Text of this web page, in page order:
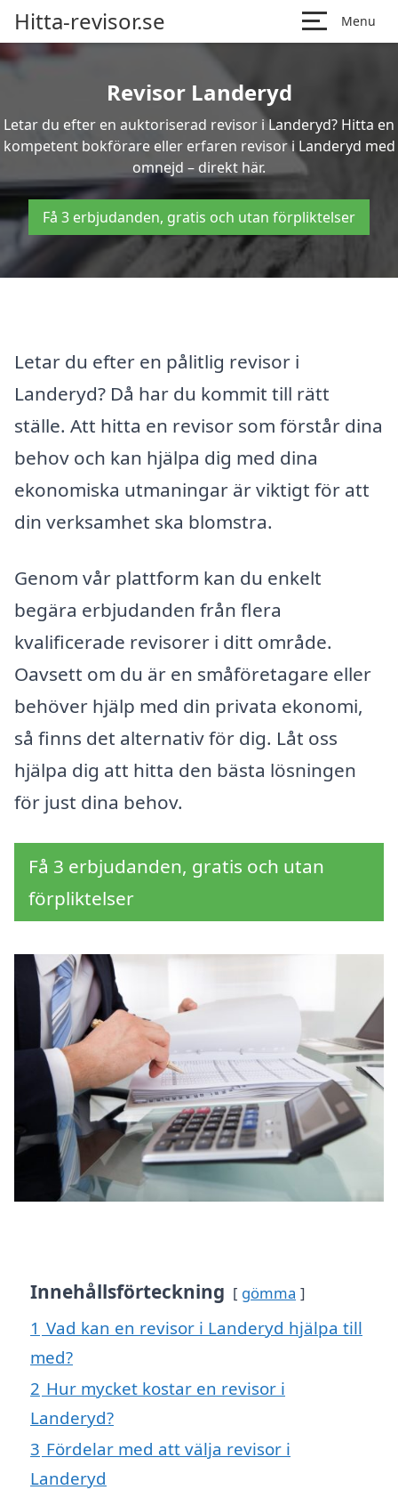
Hitta-revisor.se Menu
Revisor Landeryd
Letar du efter en auktoriserad revisor i Landeryd? Hitta en
kompetent bokförare eller erfaren revisor i Landeryd med
omnejd – direkt här.
Få 3 erbjudanden, gratis och utan förpliktelser
Letar du efter en pålitlig revisor i
Landeryd? Då har du kommit till rätt
ställe. Att hitta en revisor som förstår dina
behov och kan hjälpa dig med dina
ekonomiska utmaningar är viktigt för att
din verksamhet ska blomstra.
Genom vår plattform kan du enkelt
begära erbjudanden från flera
kvalificerade revisorer i ditt område.
Oavsett om du är en småföretagare eller
behöver hjälp med din privata ekonomi,
så finns det alternativ för dig. Låt oss
hjälpa dig att hitta den bästa lösningen
för just dina behov.
Få 3 erbjudanden, gratis och utan
förpliktelser
Innehållsförteckning gömma
1 Vad kan en revisor i Landeryd hjälpa till
med?
2 Hur mycket kostar en revisor i
Landeryd?
3 Fördelar med att välja revisor i
Landeryd